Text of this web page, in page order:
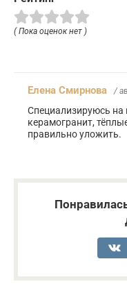
( Пока оценок нет )
Елена Смирнова /
Специализируюсь на
керамогранит,
правильно уложить.